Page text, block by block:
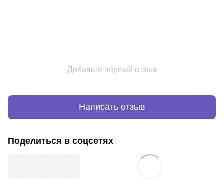
Добавьте первый отзыв
Написать отзыв
Поделиться в соцсетях